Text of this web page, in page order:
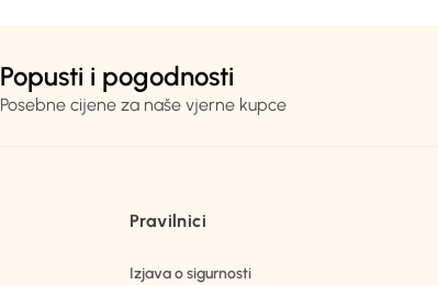
Popusti i pogodnosti
Posebne cijene za naše vjerne kupce
Pravilnici
Izjava o sigurnosti